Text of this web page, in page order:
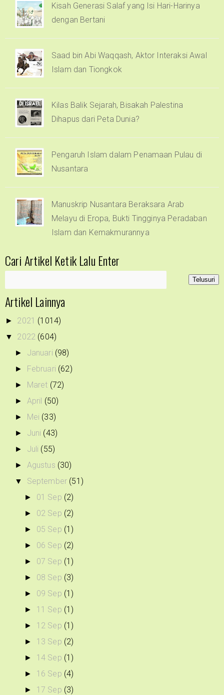
Kisah Generasi Salaf yang Isi Hari-Harinya
dengan Bertani
Saad bin Abi Waqqash, Aktor Interaksi Awal
Islam dan Tiongkok
Kilas Balik Sejarah, Bisakah Palestina
Dihapus dari Peta Dunia?
Pengaruh Islam dalam Penamaan Pulau di
Nusantara
Manuskrip Nusantara Beraksara Arab
Melayu di Eropa, Bukti Tingginya Peradaban
Islam dan Kemakmurannya
Cari Artikel Ketik Lalu Enter
Artikel Lainnya
► 2021 (1014)
▼ 2022 (604)
► Januari (98)
► Februari (62)
► Maret (72)
► April (50)
► Mei (33)
► Juni (43)
► Juli (55)
► Agustus (30)
▼ September (51)
► 01 Sep (2)
► 02 Sep (2)
► 05 Sep (1)
► 06 Sep (2)
► 07 Sep (1)
► 08 Sep (3)
► 09 Sep (1)
► 11 Sep (1)
► 12 Sep (1)
► 13 Sep (2)
► 14 Sep (1)
► 16 Sep (4)
► 17 Sep (3)